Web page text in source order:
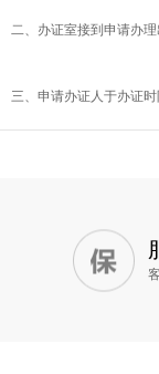
二、办证室接到申请办
三、申请办证人于办证